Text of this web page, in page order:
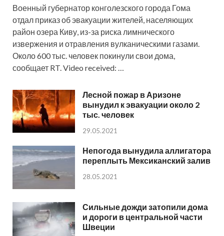
Военный губернатор конголезского города Гома
отдал приказ об эвакуации жителей, населяющих
район озера Киву, из-за риска лимнического
извержения и отравления вулканическими газами.
Около 600 тыс. человек покинули свои дома,
сообщает RT. Video received: …
Лесной пожар в Аризоне
вынудил к эвакуации около 2
тыс. человек
29.05.2021
Непогода вынудила аллигатора
переплыть Мексиканский залив
28.05.2021
Сильные дожди затопили дома
и дороги в центральной части
Швеции